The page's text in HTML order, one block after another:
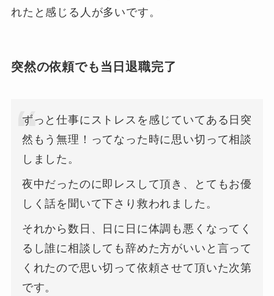
れたと感じる人が多いです。
突然の依頼でも当日退職完了
ずっと仕事にストレスを感じていてある日突
然もう無理！ってなった時に思い切って相談
しました。
夜中だったのに即レスして頂き、とてもお優
しく話を聞いて下さり救われました。
それから数日、日に日に体調も悪くなってく
るし誰に相談しても辞めた方がいいと言って
くれたので思い切って依頼させて頂いた次第
です。